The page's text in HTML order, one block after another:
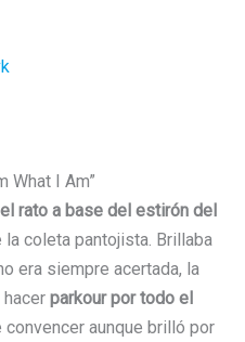
What I Am”
rato a base del estirón del
la coleta pantojista. Brillaba
era siempre acertada, la
parkour por todo el
convencer aunque brilló por